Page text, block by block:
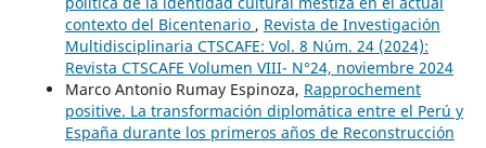
contexto del Bicentenario , Revista de Investigación
Multidisciplinaria CTSCAFE: Vol. 8 Núm. 24 (2024):
Revista CTSCAFE Volumen VIII- N°24, noviembre 2024
Marco Antonio Rumay Espinoza, Rapprochement
positive. La transformación diplomática entre el Perú y
España durante los primeros años de Reconstrucción